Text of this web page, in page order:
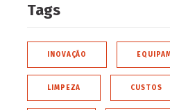
Tags
INOVAÇÃO
LIMPEZA CUSTOS